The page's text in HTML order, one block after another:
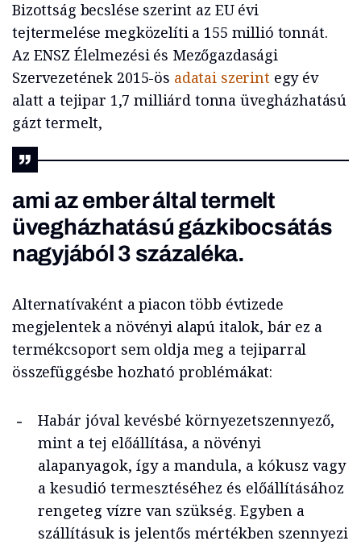
Bizottság becslése szerint az EU évi
tejtermelése megközelíti a 155 millió tonnát.
Az ENSZ Élelmezési és Mezőgazdasági
Szervezetének 2015-ös adatai szerintegy év
alatt a tejipar 1,7 milliárd tonna üvegházhatású
gázt termelt,
ami az ember által termelt
üvegházhatású gázkibocsátás
nagyjából 3 százaléka.
Alternatívaként a piacon több évtizede
megjelentek a növényi alapú italok, bár ez a
termékcsoport sem oldja meg a tejiparral
összefüggésbe hozható problémákat:
Habár jóval kevésbé környezetszennyező,
mint a tej előállítása, a növényi
alapanyagok, így a mandula, a kókusz vagy
a kesudió termesztéséhez és előállításához
rengeteg vízre van szükség. Egyben a
szállításuk is jelentős mértékben szennyezi